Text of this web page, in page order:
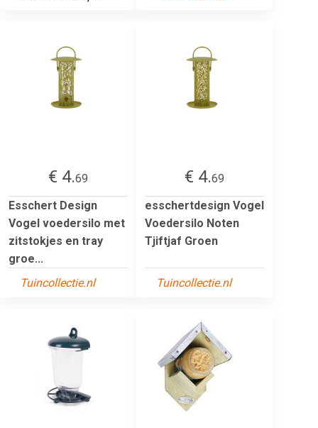
€ 4.69
Esschert Design
Vogel voedersilo met
zitstokjes en tray
groe...
Tuincollectie.nl
€ 4.69
esschertdesign Vogel
Voedersilo Noten
Tjiftjaf Groen
Tuincollectie.nl